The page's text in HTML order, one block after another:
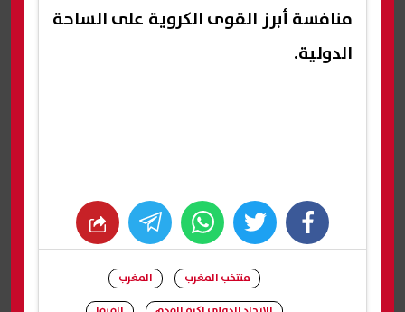
منافسة أبرز القوى الكروية على الساحة
الدولية.
facebook
twitter
whats
منتخب المغرب
المغرب